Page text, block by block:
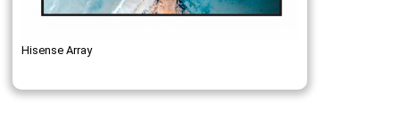
Hisense Array